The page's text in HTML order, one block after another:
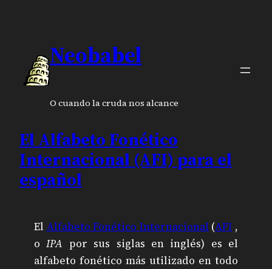
Neobabel
O cuando la cruda nos alcance
El Alfabeto Fonético
Internacional (AFI) para el
español
El Alfabeto Fonético Internacional (AFI ,
oIPA por sus siglas en inglés) es el
alfabeto fonético más utilizado en todo